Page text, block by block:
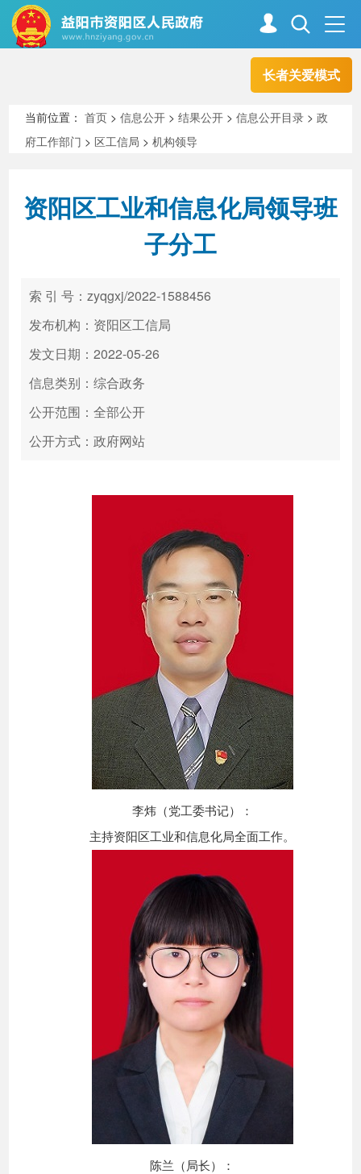
长者关爱模式
走进资阳
新闻中心 解读回应
政务服务
高效办成一件事
当前位置：首页 >信息公开 >结果公开 >信息公开目录 >政
府工作部门 > 区工信局 >机构领导
资阳区工业和信息化局领导班
子分工
索 引 号：zyqgxj/2022-1588456
发布机构：资阳区工信局
发文日期：2022-05-26
信息类别：综合政务
公开范围：全部公开
公开方式：政府网站
李炜（党工委书记）：
主持资阳区工业和信息化局全面工作。
陈兰（局长）：